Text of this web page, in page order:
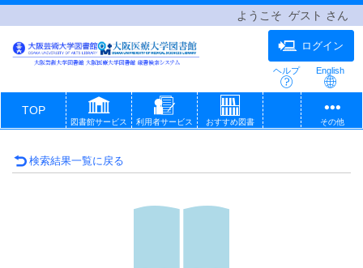
ようこそ ゲスト さん
ログイン
ヘルプ English
TOP
図書館サービス 利用者サービス おすすめ図書 その他
検索結果一覧に戻る